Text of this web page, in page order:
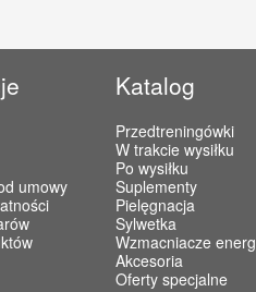
umowy
Katalog
Przedtreningówki
W trakcie wysiłku
Po wysiłku
Suplementy
Pielęgnacja
Sylwetka
Wzmacniacze
Akcesoria
Oferty specjalne